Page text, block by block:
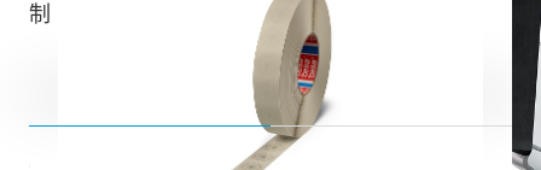
制